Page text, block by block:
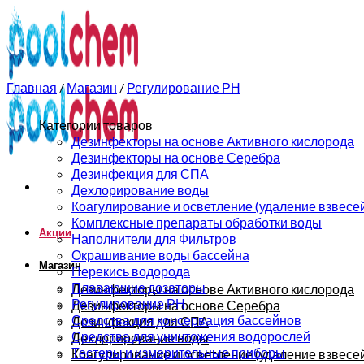
Акции
Магазин
Дезинфекторы на основе Активного кислорода
Дезинфекторы на основе Серебра
Дезинфекция для СПА
Дехлорирование воды
Коагулирование и осветление (удаление
Главная / Магазин / Регулирование РН
Категории товаров
Дезинфекторы на основе Активного кислорода
Дезинфекторы на основе Серебра
Дезинфекция для СПА
Дехлорирование воды
Коагулирование и осветление (удаление
Комплексные препараты обработки воды
Наполнители для Фильтров
Окрашивание воды бассейна
Перекись водорода
Плавающие дозаторы
Регулирование РН
Средства для консервация бассейнов
Средства для уничтожения водорослей
Тестеры и измерительные приборы